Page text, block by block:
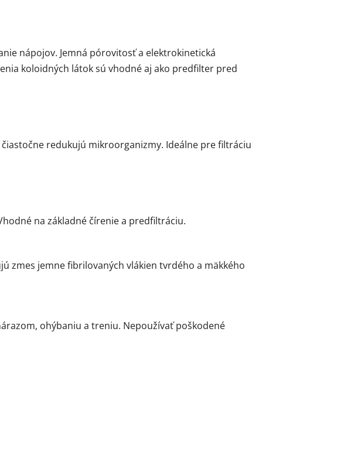
nápojov. Jemná pórovitosť a elektrokinetická
koloidných látok sú vhodné aj ako predfilter pred
redukujú mikroorganizmy. Ideálne pre filtráciu
na základné čírenie a predfiltráciu.
zmes jemne fibrilovaných vlákien tvrdého a mäkkého
ohýbaniu a treniu. Nepoužívať poškodené